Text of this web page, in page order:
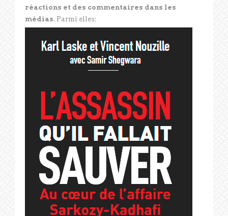
réactions et des commentaires dans les
médias. Parmi elles: